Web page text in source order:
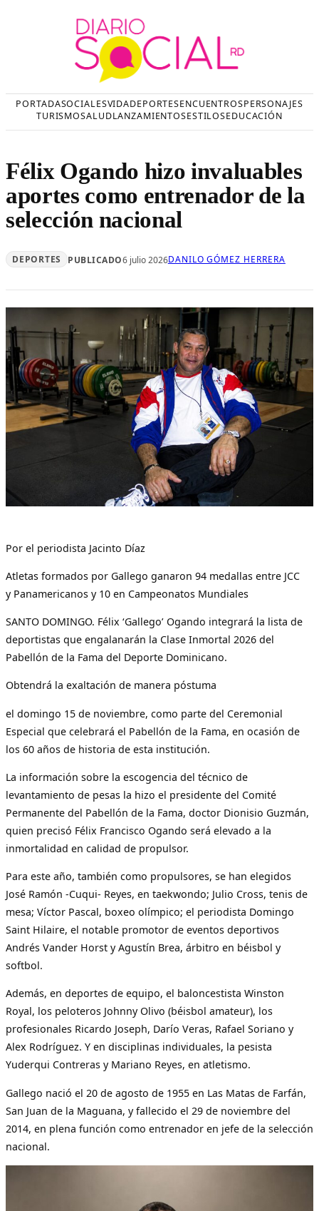
PORTADASOCIALESVIDADEPORTESENCUENTROSPERSONAJES
TURISMOSALUDLANZAMIENTOSESTILOSEDUCACIÓN
Félix Ogando hizo invaluables
aportes como entrenador de la
selección nacional
DEPORTES PUBLICADO6 julio 2026DANILO GÓMEZ HERRERA
Por el periodista Jacinto Díaz
Atletas formados por Gallego ganaron 94 medallas entre JCC
y Panamericanos y 10 en Campeonatos Mundiales
SANTO DOMINGO. Félix ‘Gallego’ Ogando integrará la lista de
deportistas que engalanarán la Clase Inmortal 2026 del
Pabellón de la Fama del Deporte Dominicano.
Obtendrá la exaltación de manera póstuma
el domingo 15 de noviembre, como parte del Ceremonial
Especial que celebrará el Pabellón de la Fama, en ocasión de
los 60 años de historia de esta institución.
La información sobre la escogencia del técnico de
levantamiento de pesas la hizo el presidente del Comité
Permanente del Pabellón de la Fama, doctor Dionisio Guzmán,
quien precisó Félix Francisco Ogando será elevado a la
inmortalidad en calidad de propulsor.
Para este año, también como propulsores, se han elegidos
José Ramón -Cuqui- Reyes, en taekwondo; Julio Cross, tenis de
mesa; Víctor Pascal, boxeo olímpico; el periodista Domingo
Saint Hilaire, el notable promotor de eventos deportivos
Andrés Vander Horst y Agustín Brea, árbitro en béisbol y
softbol.
Además, en deportes de equipo, el baloncestista Winston
Royal, los peloteros Johnny Olivo (béisbol amateur), los
profesionales Ricardo Joseph, Darío Veras, Rafael Soriano y
Alex Rodríguez. Y en disciplinas individuales, la pesista
Yuderqui Contreras y Mariano Reyes, en atletismo.
Gallego nació el 20 de agosto de 1955 en Las Matas de Farfán,
San Juan de la Maguana, y fallecido el 29 de noviembre del
2014, en plena función como entrenador en jefe de la selección
nacional.